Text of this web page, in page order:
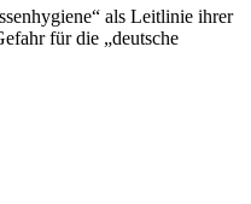
als Leitlinie ihrer
für die „deutsche